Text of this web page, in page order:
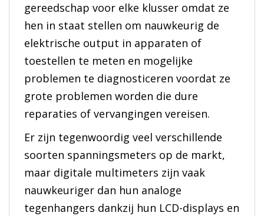
gereedschap voor elke klusser omdat ze
hen in staat stellen om nauwkeurig de
elektrische output in apparaten of
toestellen te meten en mogelijke
problemen te diagnosticeren voordat ze
grote problemen worden die dure
reparaties of vervangingen vereisen.
Er zijn tegenwoordig veel verschillende
soorten spanningsmeters op de markt,
maar digitale multimeters zijn vaak
nauwkeuriger dan hun analoge
tegenhangers dankzij hun LCD-displays en